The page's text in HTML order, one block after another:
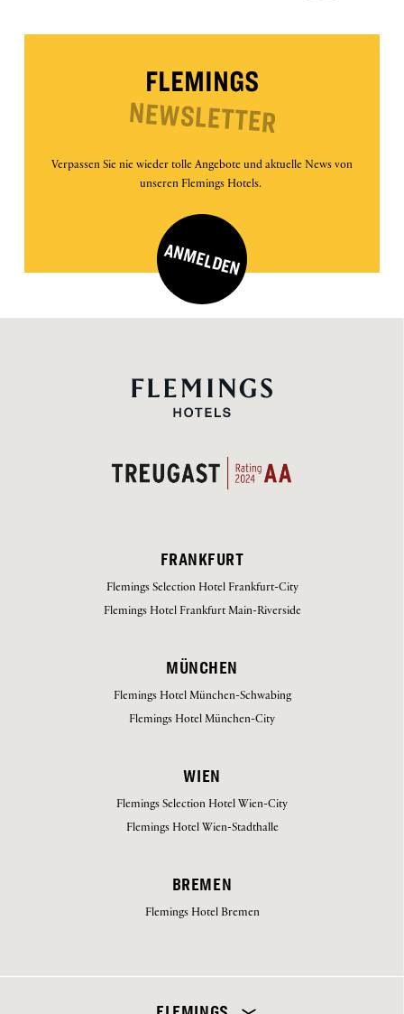
FLEMINGS
NEWSLETTER
Verpassen Sie nie wieder tolle Angebote und aktuelle News von
unseren Flemings Hotels.
ANMELDEN
FRANKFURT
Flemings Selection Hotel Frankfurt-City
Flemings Hotel Frankfurt Main-Riverside
MÜNCHEN
Flemings Hotel München-Schwabing
Flemings Hotel München-City
WIEN
Flemings Selection Hotel Wien-City
Flemings Hotel Wien-Stadthalle
BREMEN
Flemings Hotel Bremen
Wählen Sie Ihr Hotel aus